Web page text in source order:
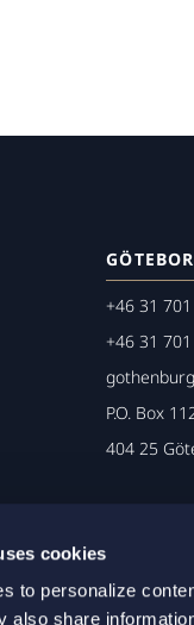
cookies
to personalize
also share
+46 31
+46 31
P.O. Box
404 25